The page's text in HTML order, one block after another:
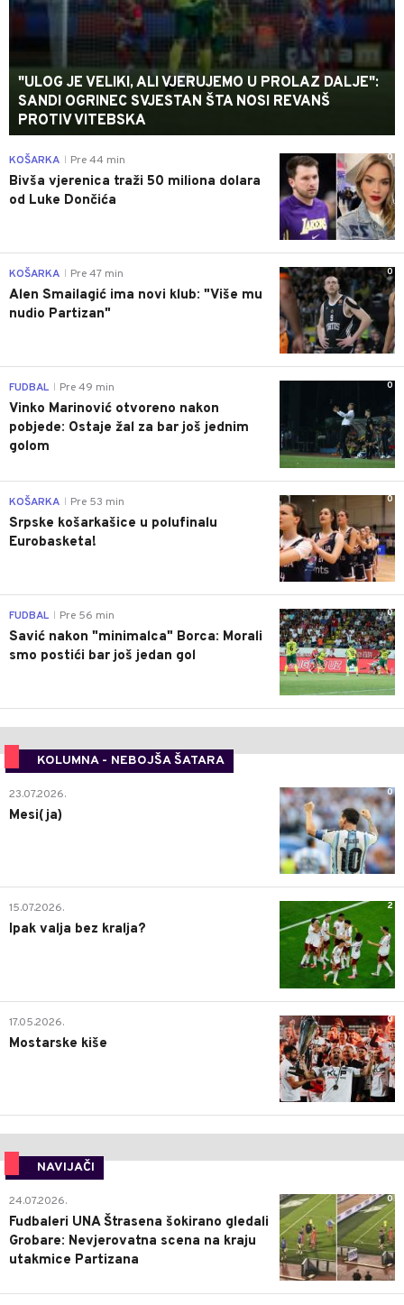
"ULOG JE VELIKI, ALI VJERUJEMO U PROLAZ DALJE":
SANDI OGRINEC SVJESTAN ŠTA NOSI REVANŠ
PROTIV VITEBSKA
0
KOŠARKA Pre 44 min
Bivša vjerenica traži 50 miliona dolara
od Luke Dončića
0
KOŠARKA Pre 47 min
Alen Smailagić ima novi klub: "Više mu
nudio Partizan"
0
FUDBAL Pre 49 min
Vinko Marinović otvoreno nakon
pobjede: Ostaje žal za bar još jednim
golom
0
KOŠARKA Pre 53 min
Srpske košarkašice u polufinalu
Eurobasketa!
0
FUDBAL Pre 56 min
Savić nakon "minimalca" Borca: Morali
smo postići bar još jedan gol
KOLUMNA - NEBOJŠA ŠATARA
0
23.07.2026.
Mesi(ja)
2
15.07.2026.
Ipak valja bez kralja?
0
17.05.2026.
Mostarske kiše
NAVIJAČI
0
24.07.2026.
Fudbaleri UNA Štrasena šokirano gledali
Grobare: Nevjerovatna scena na kraju
utakmice Partizana